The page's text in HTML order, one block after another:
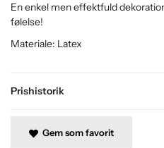
Prishistorik
En enkel men effektfuld
følelse!
Materiale: Latex
Gem som favorit